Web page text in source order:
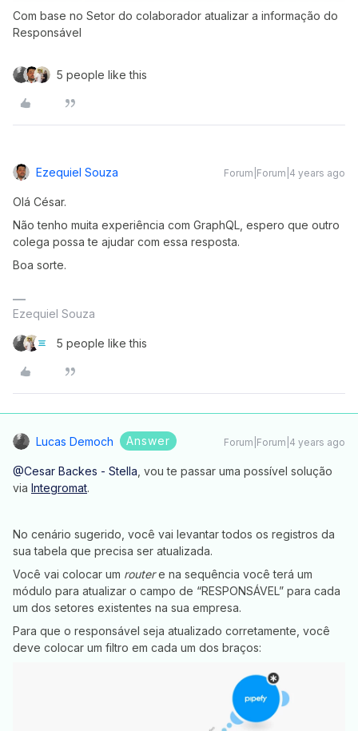
Com base no Setor do colaborador atualizar a informação do
Responsável
5 people like this
Ezequiel Souza Forum|Forum|4 years ago
Olá César.
Não tenho muita experiência com GraphQL, espero que outro
colega possa te ajudar com essa resposta.
Boa sorte.
Ezequiel Souza
5 people like this
Lucas Democh Answer Forum|Forum|4 years ago
@Cesar Backes - Stella , vou te passar uma possível solução
via Integromat.
No cenário sugerido, você vai levantar todos os registros da
sua tabela que precisa ser atualizada.
Você vai colocar um routere na sequência você terá um
módulo para atualizar o campo de “RESPONSÁVEL” para cada
um dos setores existentes na sua empresa.
Para que o responsável seja atualizado corretamente, você
deve colocar um filtro em cada um dos braços: